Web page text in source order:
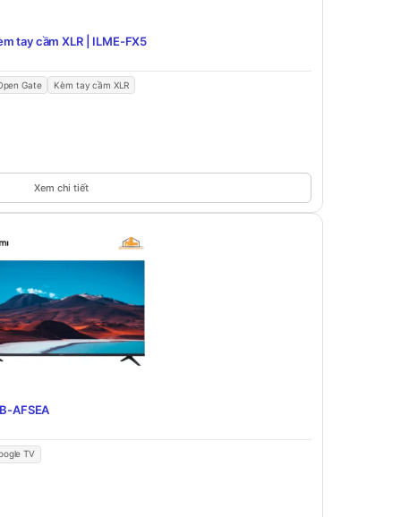
tay cầm XLR | ILME-FX5
Gate Kèm tay cầm XLR
Xem chi tiết
AFSEA
TV